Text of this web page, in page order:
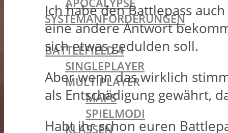
SYSTEMANFORDERUNGEN
BATTLEFIELD OLDIES
BATTLEFIELD 4
SINGLEPLAYER
MULTIPLAYER
MAPS
SPIELMODI
KLASSEN
Ich habe den Battlepass
eine andere Antwort
sich etwas gedulden soll.
Aber wenn das wirklich
als Entschädigung gewährt,
Habt ihr schon euren